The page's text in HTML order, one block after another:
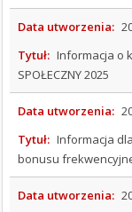
PUBLICZNE
REJESTRY
STRATEGIE
I
PROGRAMY
SOŁECTWA
Data utworzenia:
Tytuł: Informacja o
SPOŁECZNY 2025
Data utworzenia:
Tytuł: Informacja
bonusu
Data utworzenia: